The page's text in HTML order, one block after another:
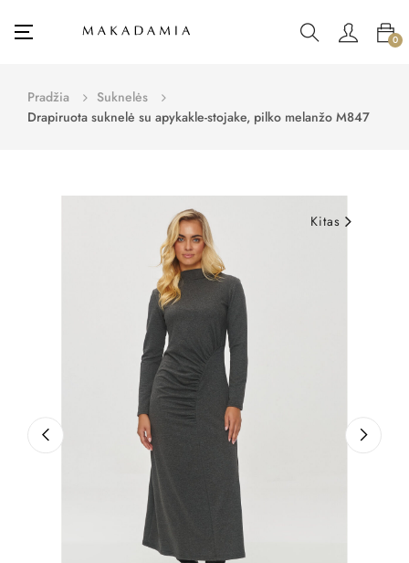
Toggle
☰ 0
Pradžia
Suknelės
Drapiruota suknelė su apykakle-stojake, pilko melanžo M847
Kitas